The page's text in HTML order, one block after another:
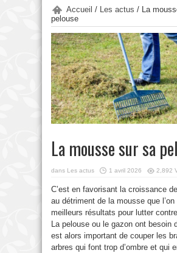
Accueil / Les actus / La
pelouse
La mousse sur sa
dans Les actus 1 avril 2026 2,892
C’est en favorisant la croissance
au détriment de la mousse que
meilleurs résultats pour lutter
La pelouse ou le gazon ont besoin
est alors important de couper les
arbres qui font trop d’ombre et qui